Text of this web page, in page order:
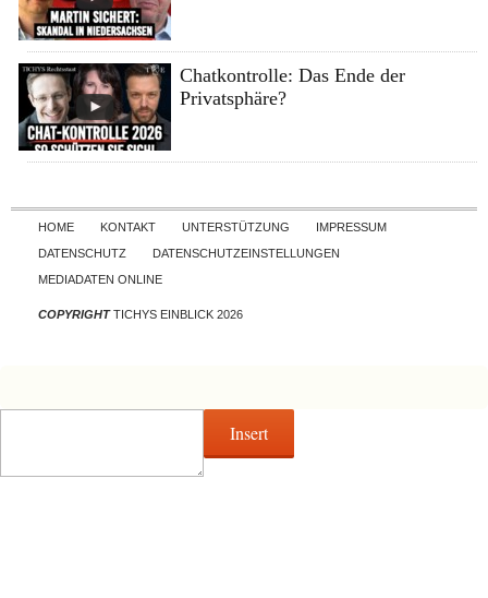
Chatkontrolle: Das Ende der
Privatsphäre?
Skip to content
HOME KONTAKT UNTERSTÜTZUNG
IMPRESSUM
DATENSCHUTZ
DATENSCHUTZEINSTELLUNGEN
MEDIADATEN ONLINE
COPYRIGHTTICHYS EINBLICK 2026
Insert